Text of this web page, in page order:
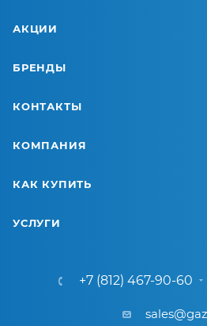
АКЦИИ
БРЕНДЫ
КОНТАКТЫ
КОМПАНИЯ
КАК КУПИТЬ
УСЛУГИ
+7 (812) 467-90-60